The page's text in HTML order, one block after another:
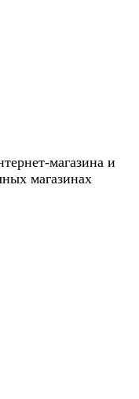
магазина и
магазинах